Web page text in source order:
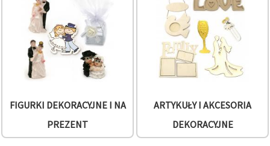
wyświetlać
bardziej
trafne treści
reklamy,
również
wsparciu
partnerów
analitycznych
marketingowych.
FIGURKI DEKORACYJNE I NA
PREZENT
ARTYKUŁY I AKCESORIA
DEKORACYJNE